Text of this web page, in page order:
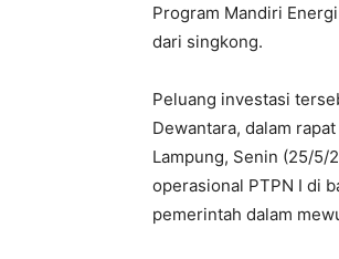
Program Mandiri
dari singkong.
Peluang investasi
Dewantara, dalam
Lampung, Senin (25/5/
operasional PTPN I di
pemerintah dalam